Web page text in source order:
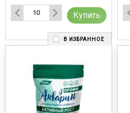
Купить
В ИЗБРАННОЕ